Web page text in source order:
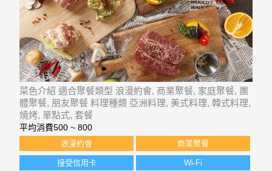
菜色介紹 適合聚餐類型 浪漫約會, 商業聚餐, 家庭聚餐, 團
體聚餐, 朋友聚餐 料理種類 亞洲料理, 美式料理, 韓式料理,
燒烤, 單點式, 套餐
平均消費500 ~ 800
浪漫約會 商業聚餐
接受信用卡 Wi-Fi